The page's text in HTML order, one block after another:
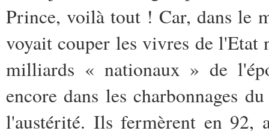
Prince, voilà tout ! Car, dans le
voyait couper les vivres de l'Etat
milliards « nationaux » de
encore dans les charbonnages
l'austérité. Ils fermèrent en 92,